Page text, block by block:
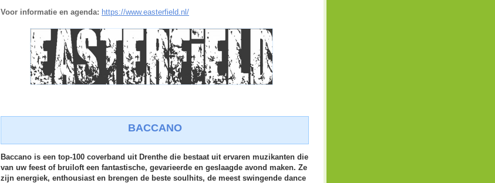
Voor informatie en agenda: https://www.easterfield.nl/
BACCANO
Baccano is een top-100 coverband uit Drenthe die bestaat uit ervaren muzikanten die
van uw feest of bruiloft een fantastische, gevarieerde en geslaagde avond maken. Ze
zijn energiek, enthousiast en brengen de beste soulhits, de meest swingende dance